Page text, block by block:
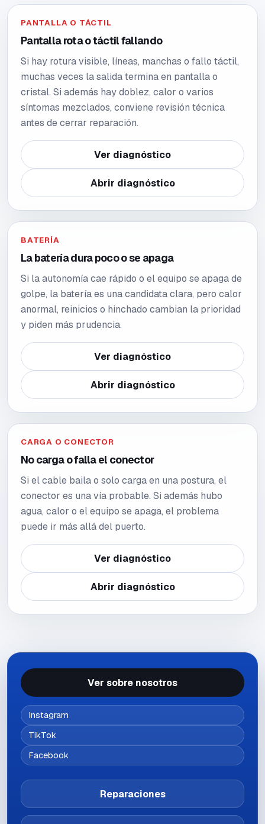
PANTALLA O TÁCTIL
Pantalla rota o táctil fallando
Si hay rotura visible, líneas, manchas o fallo táctil,
muchas veces la salida termina en pantalla o
cristal. Si además hay doblez, calor o varios
síntomas mezclados, conviene revisión técnica
antes de cerrar reparación.
Ver diagnóstico
Abrir diagnóstico
BATERÍA
La batería dura poco o se apaga
Si la autonomía cae rápido o el equipo se apaga de
golpe, la batería es una candidata clara, pero calor
anormal, reinicios o hinchado cambian la prioridad
y piden más prudencia.
Ver diagnóstico
Abrir diagnóstico
CARGA O CONECTOR
No carga o falla el conector
Si el cable baila o solo carga en una postura, el
conector es una vía probable. Si además hubo
agua, calor o el equipo se apaga, el problema
puede ir más allá del puerto.
Ver diagnóstico
Abrir diagnóstico
Ver sobre nosotros
Instagram
TikTok
Facebook
Reparaciones